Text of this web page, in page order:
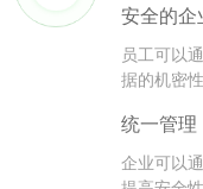
安全的企
员工可以
据的机密
统一管理
企业可以